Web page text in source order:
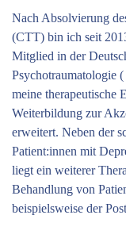
Nach Absolvierung
(CTT) bin ich seit
Mitglied in der
Psychotraumatologie (
meine therapeutische
Weiterbildung zur
erweitert. Neben der
Patient:innen mit
liegt ein weiterer
Behandlung von
beispielsweise der